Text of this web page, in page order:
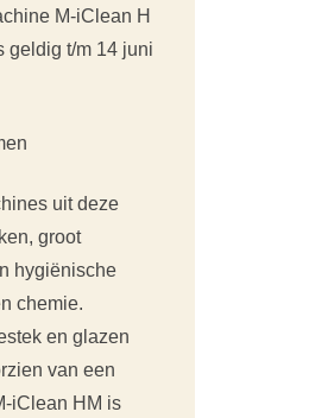
M-iClean H
geldig t/m 14 juni
uit deze
groot
hygiënische
chemie.
en glazen
van een
iClean HM is